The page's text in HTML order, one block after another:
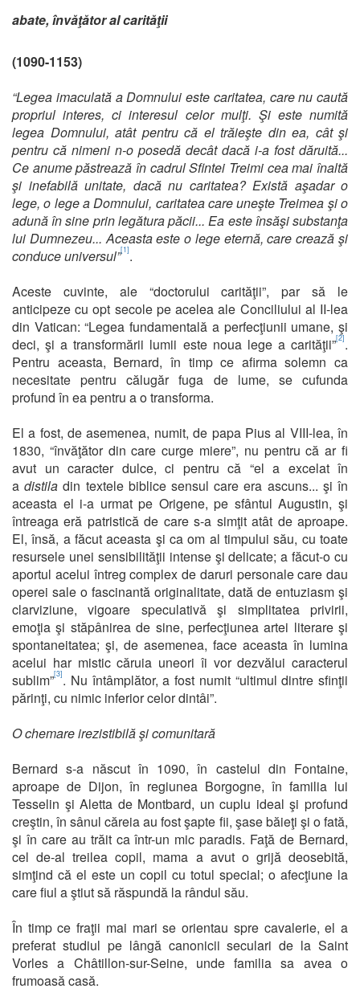
abate, învăţător al carităţii
(1090-1153)
“Legea imaculată a Domnului este caritatea, care nu caută
propriul interes, ci interesul celor mulţi. Şi este numită
legea Domnului, atât pentru că el trăieşte din ea, cât şi
pentru că nimeni n-o posedă decât dacă i-a fost dăruită...
Ce anume păstrează în cadrul Sfintei Treimi cea mai înaltă
şi inefabilă unitate, dacă nu caritatea? Există aşadar o
lege, o lege a Domnului, caritatea care uneşte Treimea şi o
adună în sine prin legătura păcii... Ea este însăşi substanţa
lui Dumnezeu... Aceasta este o lege eternă, care crează şi
conduce universul”[1].
Aceste cuvinte, ale “doctorului carităţii”, par să le
anticipeze cu opt secole pe acelea ale Conciliului al II-lea
din Vatican: “Legea fundamentală a perfecţiunii umane, şi
deci, şi a transformării lumii este noua lege a carităţii”[2].
Pentru aceasta, Bernard, în timp ce afirma solemn ca
necesitate pentru călugăr fuga de lume, se cufunda
profund în ea pentru a o transforma.
El a fost, de asemenea, numit, de papa Pius al VIII-lea, în
1830, “învăţător din care curge miere”, nu pentru că ar fi
avut un caracter dulce, ci pentru că “el a excelat în
adistiladin textele biblice sensul care era ascuns... şi în
aceasta el i-a urmat pe Origene, pe sfântul Augustin, şi
întreaga eră patristică de care s-a simţit atât de aproape.
El, însă, a făcut aceasta şi ca om al timpului său, cu toate
resursele unei sensibilităţii intense şi delicate; a făcut-o cu
aportul acelui întreg complex de daruri personale care dau
operei sale o fascinantă originalitate, dată de entuziasm şi
clarviziune, vigoare speculativă şi simplitatea privirii,
emoţia şi stăpânirea de sine, perfecţiunea artei literare şi
spontaneitatea; şi, de asemenea, face aceasta în lumina
acelui har mistic căruia uneori îi vor dezvălui caracterul
sublim”[3]. Nu întâmplător, a fost numit “ultimul dintre sfinţii
părinţi, cu nimic inferior celor dintâi”.
O chemare irezistibilă şi comunitară
Bernard s-a născut în 1090, în castelul din Fontaine,
aproape de Dijon, în regiunea Borgogne, în familia lui
Tesselin şi Aletta de Montbard, un cuplu ideal şi profund
creştin, în sânul căreia au fost şapte fii, şase băieţi şi o fată,
şi în care au trăit ca într-un mic paradis. Faţă de Bernard,
cel de-al treilea copil, mama a avut o grijă deosebită,
simţind că el este un copil cu totul special; o afecţiune la
care fiul a ştiut să răspundă la rândul său.
În timp ce fraţii mai mari se orientau spre cavalerie, el a
preferat studiul pe lângă canonicii seculari de la Saint
Vorles a Châtillon-sur-Seine, unde familia sa avea o
frumoasă casă.